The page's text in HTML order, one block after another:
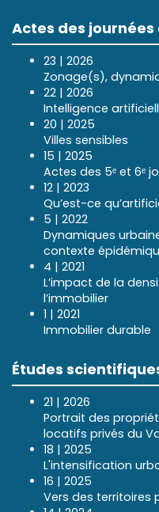
Actes des journées
23 | 2026
Zonage(s),
22 | 2026
Intelligence
20 | 2025
Villes sensibles
15 | 2025
Actes des 5ᵉ et 6ᵉ
12 | 2023
Qu’est-ce
5 | 2022
Dynamiques
contexte
4 | 2021
L’impact de la
l’immobilier
1 | 2021
Immobilier durable
Études
21 | 2026
Portrait des
locatifs privés du
18 | 2025
L'intensification
16 | 2025
Vers des territoires